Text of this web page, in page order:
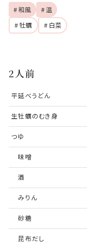
# 和風
# 温
# 牡蠣
# 白菜
2人前
平延べうどん
生牡蠣のむき身
つゆ
味噌
酒
みりん
砂糖
昆布だし